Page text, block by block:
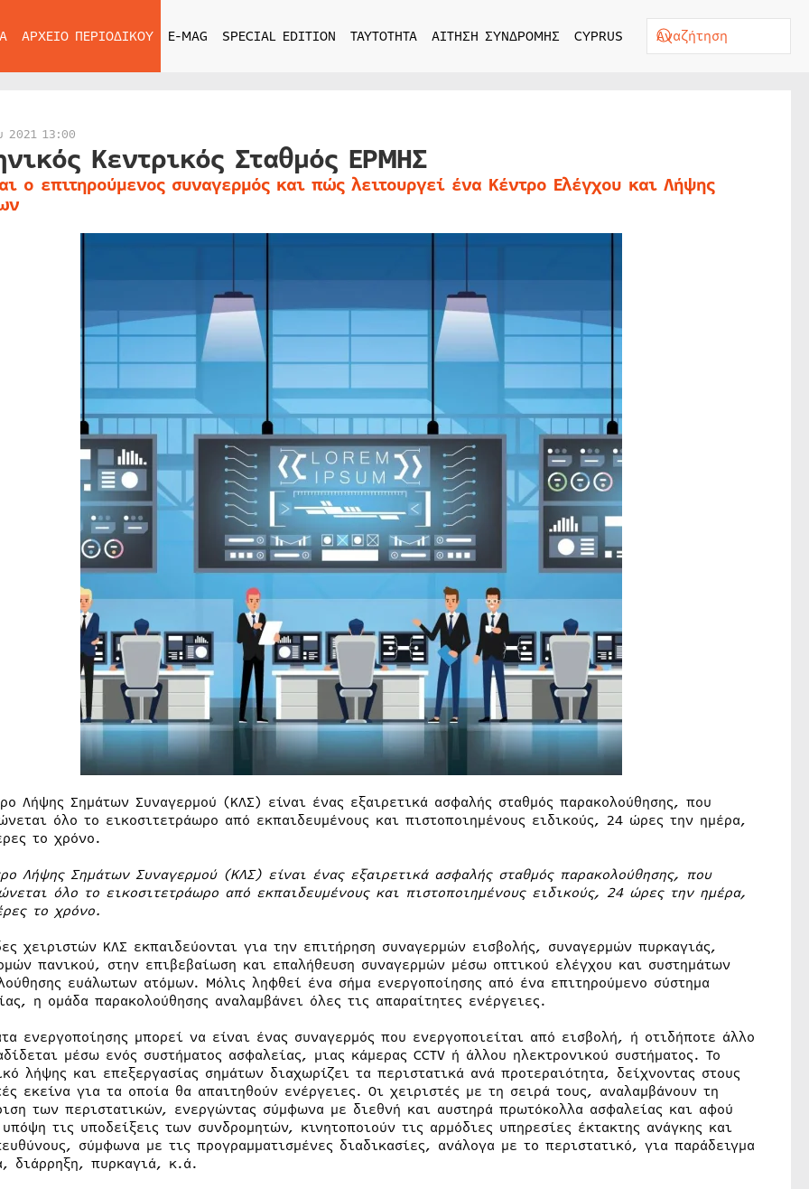
ΑΡΧΕΙΟ ΠΕΡΙΟΔΙΚΟΥ E-MAG SPECIAL EDITION ΤΑΥΤΟΤΗΤΑ ΑΙΤΗΣΗ ΣΥΝΔΡΟΜΗΣ CYPRUS
2021 13:00
Κεντρικός Σταθμός ΕΡΜΗΣ
ο επιτηρούμενος συναγερμός και πώς λειτουργεί ένα Κέντρο Ελέγχου και Λήψης
Λήψης Σημάτων Συναγερμού (ΚΛΣ) είναι ένας εξαιρετικά ασφαλής σταθμός παρακολούθησης, που
όλο το εικοσιτετράωρο από εκπαιδευμένους και πιστοποιημένους ειδικούς, 24 ώρες την ημέρα,
το χρόνο.
Λήψης Σημάτων Συναγερμού (ΚΛΣ) είναι ένας εξαιρετικά ασφαλής σταθμός παρακολούθησης, που
όλο το εικοσιτετράωρο από εκπαιδευμένους και πιστοποιημένους ειδικούς, 24 ώρες την ημέρα,
το χρόνο.
χειριστών ΚΛΣ εκπαιδεύονται για την επιτήρηση συναγερμών εισβολής, συναγερμών πυρκαγιάς,
πανικού, στην επιβεβαίωση και επαλήθευση συναγερμών μέσω οπτικού ελέγχου και συστημάτων
ευάλωτων ατόμων. Μόλις ληφθεί ένα σήμα ενεργοποίησης από ένα επιτηρούμενο σύστημα
η ομάδα παρακολούθησης αναλαμβάνει όλες τις απαραίτητες ενέργειες.
ενεργοποίησης μπορεί να είναι ένας συναγερμός που ενεργοποιείται από εισβολή, ή οτιδήποτε άλλο
μέσω ενός συστήματος ασφαλείας, μιας κάμερας CCTV ή άλλου ηλεκτρονικού συστήματος. Το
λήψης και επεξεργασίας σημάτων διαχωρίζει τα περιστατικά ανά προτεραιότητα, δείχνοντας στους
εκείνα για τα οποία θα απαιτηθούν ενέργειες. Οι χειριστές με τη σειρά τους, αναλαμβάνουν τη
των περιστατικών, ενεργώντας σύμφωνα με διεθνή και αυστηρά πρωτόκολλα ασφαλείας και αφού
τις υποδείξεις των συνδρομητών, κινητοποιούν τις αρμόδιες υπηρεσίες έκτακτης ανάγκης και
σύμφωνα με τις προγραμματισμένες διαδικασίες, ανάλογα με το περιστατικό, για παράδειγμα
διάρρηξη, πυρκαγιά, κ.ά.